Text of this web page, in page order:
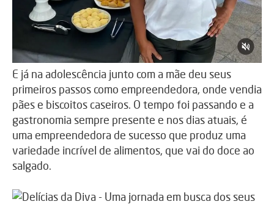
E já na adolescência junto com a mãe deu seus
primeiros passos como empreendedora, onde vendia
pães e biscoitos caseiros. O tempo foi passando e a
gastronomia sempre presente e nos dias atuais, é
uma empreendedora de sucesso que produz uma
variedade incrível de alimentos, que vai do doce ao
salgado.